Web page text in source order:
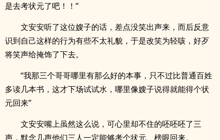
是去考状元了吧！！”
文安安听了这位嫂子的话，差点没笑出声来，而后反意
识到自己这样的行为有些不太礼貌，于是改笑为轻咳，好歹
将笑声给掩饰了下去。
“我那三个哥哥哪里有那么好的本事，只不过比普通百姓
多读几本书，这才下场试试水，哪里像嫂子说得就能得个状
元回来”
文安安嘴上虽然这么说，可心里却不住的呸呸呸了三
声，默念几声他们三人一定能够考个状元、榜眼回来。